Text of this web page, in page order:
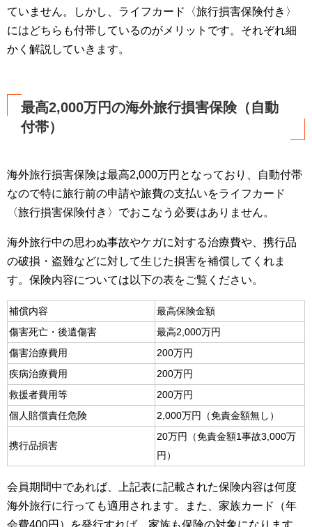
ていません。しかし、ライフカード〈旅行損害保険付き〉
にはどちらも付帯しているのがメリットです。それぞれ細
かく解説していきます。
最高2,000万円の海外旅行損害保険（自動
付帯）
海外旅行損害保険は最高2,000万円となっており、自動付帯
なので特に旅行前の申請や旅費の支払いをライフカード
〈旅行損害保険付き〉でおこなう必要はありません。
海外旅行中の思わぬ事故やケガに対する治療費や、携行品
の破損・盗難などに対して生じた損害を補償してくれま
す。保険内容については以下の表をご覧ください。
補償内容
最高保険金額
傷害死亡・後遺傷害
最高2,000万円
傷害治療費用
200万円
疾病治療費用
200万円
救援者費用等
200万円
個人賠償責任危険
2,000万円（免責金額無し）
携行品損害
20万円（免責金額1事故3,000万
円）
会員期間中であれば、上記表に記載された保険内容は何度
海外旅行に行っても適用されます。また、家族カード（年
会費400円）を発行すれば、家族も保険の対象になります。